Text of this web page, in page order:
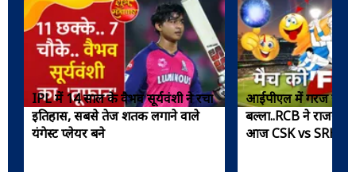
IPL में 14 साल के वैभव सूर्यवंशी ने रचा
इतिहास, सबसे तेज शतक लगाने वाले
यंगेस्ट प्लेयर बने
आईपीएल में गरज रहा
बल्ला..RCB ने
आज CSK vs SRH